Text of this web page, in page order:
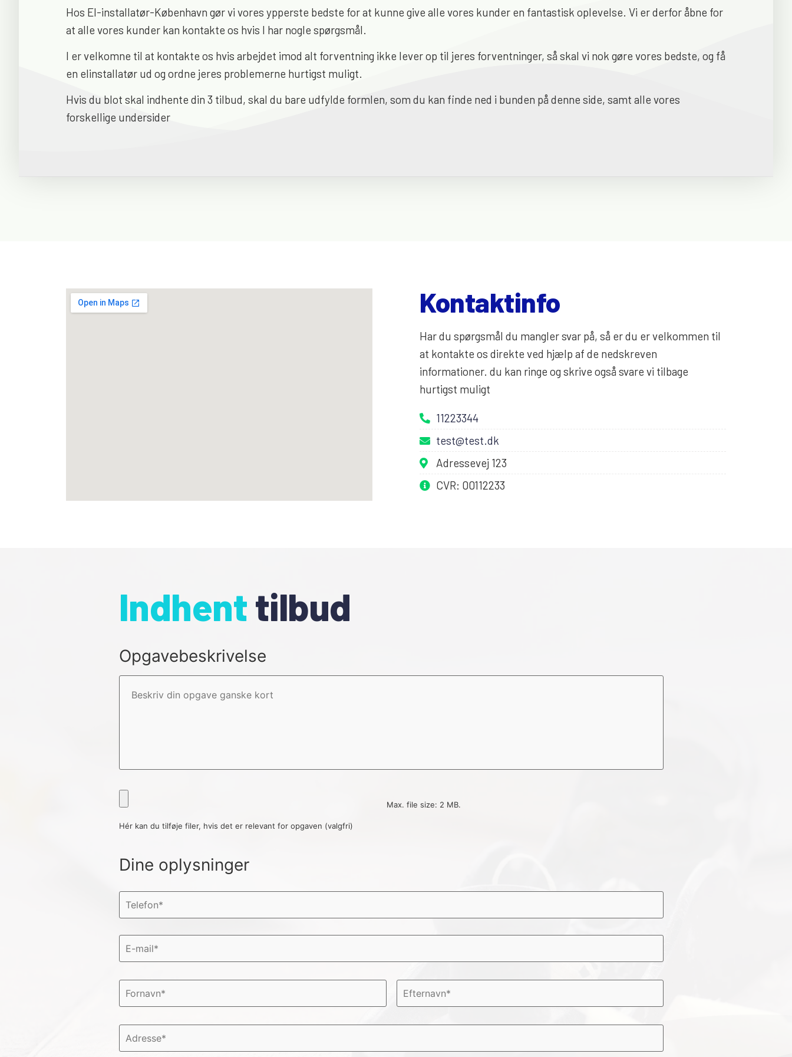
Hos El-installatør-København gør vi vores ypperste bedste for at kunne give alle vores kunder en fantastisk oplevelse. Vi er derfor åbne for
at alle vores kunder kan kontakte os hvis I har nogle spørgsmål.
I er velkomne til at kontakte os hvis arbejdet imod alt forventning ikke lever op til jeres forventninger, så skal vi nok gøre vores bedste, og få
en elinstallatør ud og ordne jeres problemerne hurtigst muligt.
Hvis du blot skal indhente din 3 tilbud, skal du bare udfylde formlen, som du kan finde ned i bunden på denne side, samt alle vores
forskellige undersider
Kontaktinfo
Har du spørgsmål du mangler svar på, så er du er velkommen til
at kontakte os direkte ved hjælp af de nedskreven
informationer. du kan ringe og skrive også svare vi tilbage
hurtigst muligt
11223344
test@test.dk
Adressevej 123
CVR: 00112233
Indhenttilbud
Opgavebeskrivelse
Max. file size: 2 MB.
Hér kan du tilføje filer, hvis det er relevant for opgaven (valgfri)
Dine oplysninger